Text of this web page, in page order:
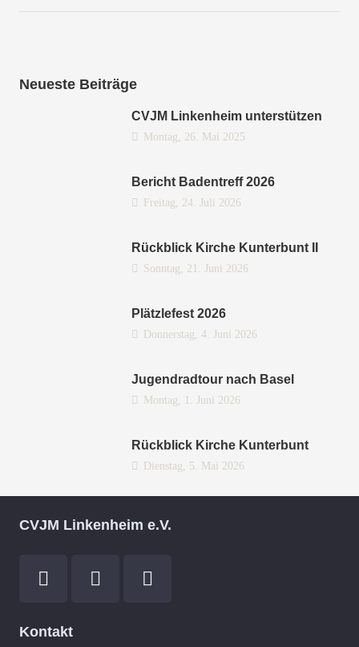
Neueste Beiträge
CVJM Linkenheim unterstützen
Montag, 26. Mai 2025
Bericht Badentreff 2026
Freitag, 24. Juli 2026
Rückblick Kirche Kunterbunt II
Sonntag, 21. Juni 2026
Plätzlefest 2026
Donnerstag, 4. Juni 2026
Jugendradtour nach Basel
Montag, 1. Juni 2026
Rückblick Kirche Kunterbunt
Dienstag, 5. Mai 2026
CVJM Linkenheim e.V.
Kontakt